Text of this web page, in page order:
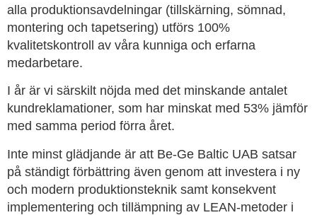
alla produktionsavdelningar (tillskärning, sömnad,
montering och tapetsering) utförs 100%
kvalitetskontroll av våra kunniga och erfarna
medarbetare.
I år är vi särskilt nöjda med det minskande antalet
kundreklamationer, som har minskat med 53% jämför
med samma period förra året.
Inte minst glädjande är att Be-Ge Baltic UAB satsar
på ständigt förbättring även genom att investera i ny
och modern produktionsteknik samt konsekvent
implementering och tillämpning av LEAN-metoder i